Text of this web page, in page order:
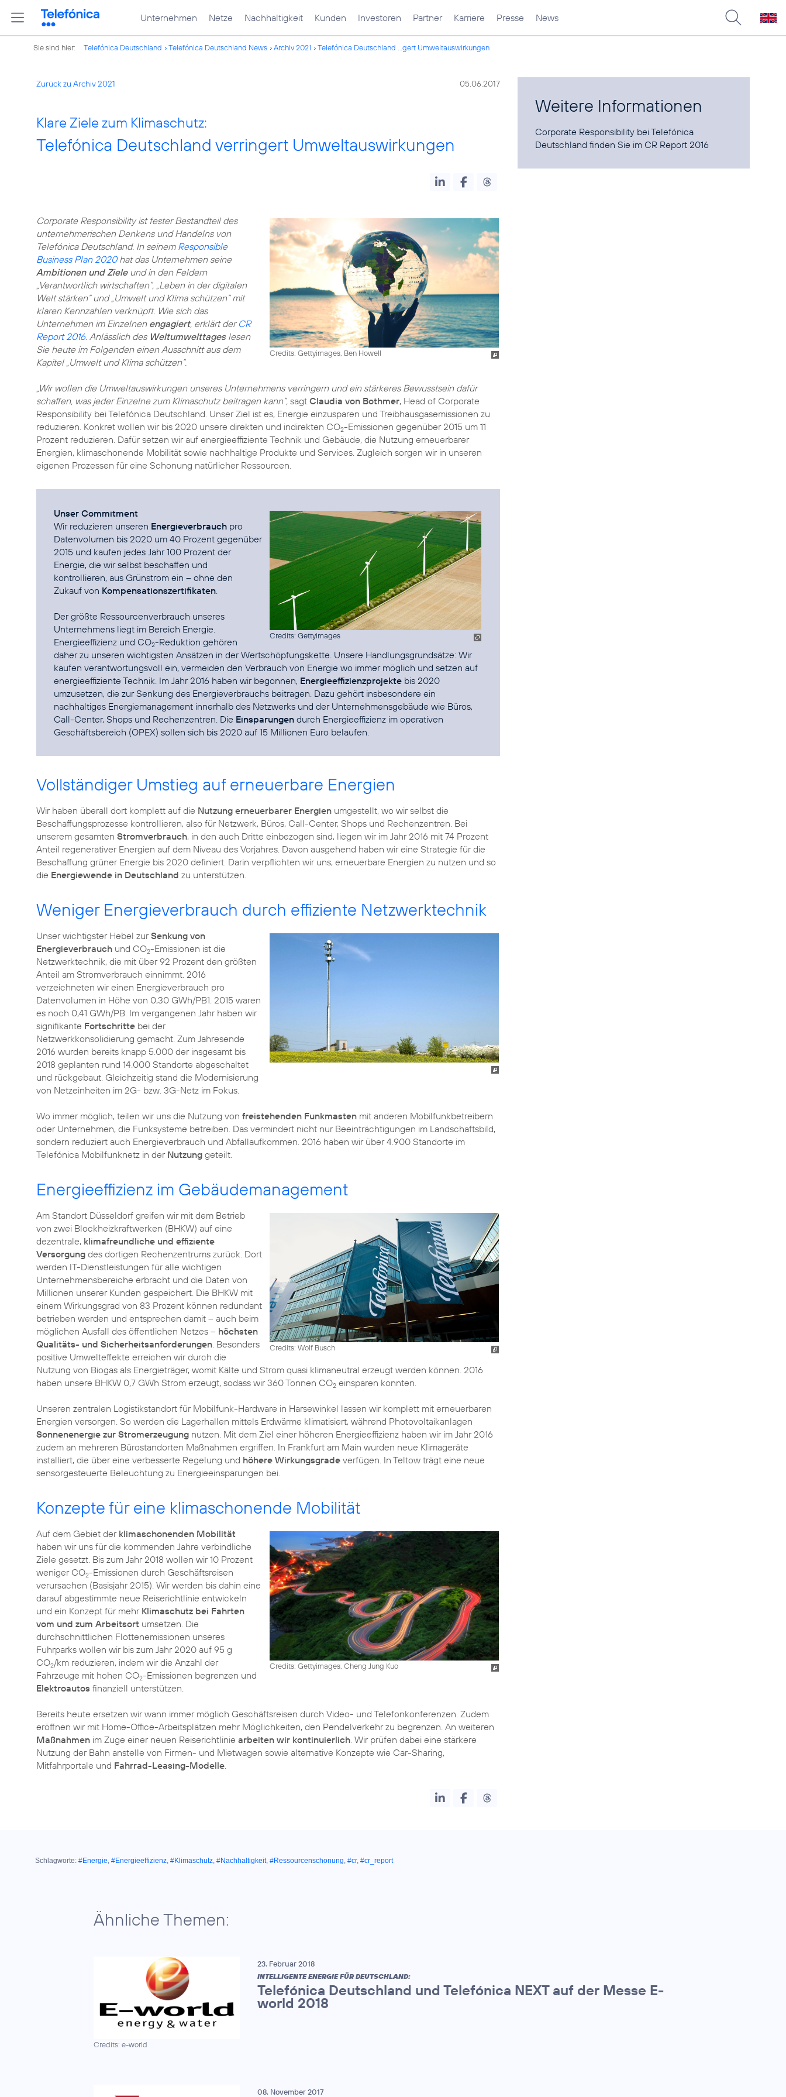
Unternehmen Netze Nachhaltigkeit Kunden Investoren Partner Karriere Presse News
Sie sind hier: Telefónica Deutschland Telefónica Deutschland News Archiv 2021 Telefónica Deutschland ...gert Umweltauswirkungen
Zurück zu Archiv 2021 05.06.2017
Klare Ziele zum Klimaschutz:
Telefónica Deutschland verringert Umweltauswirkungen
Credits: Gettyimages, Ben Howell
Corporate Responsibility ist fester Bestandteil des
unternehmerischen Denkens und Handelns von
Telefónica Deutschland. In seinem Responsible
Business Plan 2020hat das Unternehmen seine
Ambitionen und Zieleund in den Feldern
„Verantwortlich wirtschaften“, „Leben in der digitalen
Welt stärken“und„Umwelt und Klima schützen“mit
klaren Kennzahlen verknüpft. Wie sich das
Unternehmen im Einzelnen engagiert, erklärt der CR
Report 2016. Anlässlich des Weltumwelttageslesen
Sie heute im Folgenden einen Ausschnitt aus dem
Kapitel „Umwelt und Klima schützen“.
„Wir wollen die Umweltauswirkungen unseres Unternehmens verringern und ein stärkeres Bewusstsein dafür
schaffen, was jeder Einzelne zum Klimaschutz beitragen kann“, sagt Claudia von Bothmer, Head of Corporate
Responsibility bei Telefónica Deutschland. Unser Ziel ist es, Energie einzusparen und Treibhausgasemissionen zu
reduzieren. Konkret wollen wir bis 2020 unsere direkten und indirekten CO2-Emissionen gegenüber 2015 um 11
Prozent reduzieren. Dafür setzen wir auf energieeffiziente Technik und Gebäude, die Nutzung erneuerbarer
Energien, klimaschonende Mobilität sowie nachhaltige Produkte und Services. Zugleich sorgen wir in unseren
eigenen Prozessen für eine Schonung natürlicher Ressourcen.
Credits: Gettyimages
Unser Commitment
Wir reduzieren unseren Energieverbrauch pro
Datenvolumen bis 2020 um 40 Prozent gegenüber
2015 und kaufen jedes Jahr 100 Prozent der
Energie, die wir selbst beschaffen und
kontrollieren, aus Grünstrom ein – ohne den
Zukauf von Kompensationszertifikaten.
Der größte Ressourcenverbrauch unseres
Unternehmens liegt im Bereich Energie.
Energieeffizienz und CO2-Reduktion gehören
daher zu unseren wichtigsten Ansätzen in der Wertschöpfungskette. Unsere Handlungsgrundsätze: Wir
kaufen verantwortungsvoll ein, vermeiden den Verbrauch von Energie wo immer möglich und setzen auf
energieeffiziente Technik. Im Jahr 2016 haben wir begonnen, Energieeffizienzprojekte bis 2020
umzusetzen, die zur Senkung des Energieverbrauchs beitragen. Dazu gehört insbesondere ein
nachhaltiges Energiemanagement innerhalb des Netzwerks und der Unternehmensgebäude wie Büros,
Call-Center, Shops und Rechenzentren. Die Einsparungen durch Energieeffizienz im operativen
Geschäftsbereich (OPEX) sollen sich bis 2020 auf 15 Millionen Euro belaufen.
Vollständiger Umstieg auf erneuerbare Energien
Wir haben überall dort komplett auf die Nutzung erneuerbarer Energien umgestellt, wo wir selbst die
Beschaffungsprozesse kontrollieren, also für Netzwerk, Büros, Call-Center, Shops und Rechenzentren. Bei
unserem gesamten Stromverbrauch, in den auch Dritte einbezogen sind, liegen wir im Jahr 2016 mit 74 Prozent
Anteil regenerativer Energien auf dem Niveau des Vorjahres. Davon ausgehend haben wir eine Strategie für die
Beschaffung grüner Energie bis 2020 definiert. Darin verpflichten wir uns, erneuerbare Energien zu nutzen und so
die Energiewende in Deutschland zu unterstützen.
Weniger Energieverbrauch durch effiziente Netzwerktechnik
Unser wichtigster Hebel zurSenkung von
Energieverbrauch und CO2-Emissionen ist die
Netzwerktechnik, die mit über 92 Prozent den größten
Anteil am Stromverbrauch einnimmt. 2016
verzeichneten wir einen Energieverbrauch pro
Datenvolumen in Höhe von 0,30 GWh/PB1. 2015 waren
es noch 0,41 GWh/PB. Im vergangenen Jahr haben wir
signifikante Fortschritte bei der
Netzwerkkonsolidierung gemacht. Zum Jahresende
2016 wurden bereits knapp 5.000 der insgesamt bis
2018 geplanten rund 14.000 Standorte abgeschaltet
und rückgebaut. Gleichzeitig stand die Modernisierung
von Netzeinheiten im 2G- bzw. 3G-Netz im Fokus.
Wo immer möglich, teilen wir uns die Nutzung von freistehenden Funkmasten mit anderen Mobilfunkbetreibern
oder Unternehmen, die Funksysteme betreiben. Das vermindert nicht nur Beeinträchtigungen im Landschaftsbild,
sondern reduziert auch Energieverbrauch und Abfallaufkommen. 2016 haben wir über 4.900 Standorte im
Telefónica Mobilfunknetz in der Nutzung geteilt.
Energieeffizienz im Gebäudemanagement
Credits: Wolf Busch
Am Standort Düsseldorf greifen wir mit dem Betrieb
von zwei Blockheizkraftwerken (BHKW) auf eine
dezentrale, klimafreundliche und effiziente
Versorgung des dortigen Rechenzentrums zurück. Dort
werden IT-Dienstleistungen für alle wichtigen
Unternehmensbereiche erbracht und die Daten von
Millionen unserer Kunden gespeichert. Die BHKW mit
einem Wirkungsgrad von 83 Prozent können redundant
betrieben werden und entsprechen damit – auch beim
möglichen Ausfall des öffentlichen Netzes – höchsten
Qualitäts- und Sicherheitsanforderungen. Besonders
positive Umwelteffekte erreichen wir durch die
Nutzung von Biogas als Energieträger, womit Kälte und Strom quasi klimaneutral erzeugt werden können. 2016
haben unsere BHKW 0,7 GWh Strom erzeugt, sodass wir 360 Tonnen CO2 einsparen konnten.
Unseren zentralen Logistikstandort für Mobilfunk-Hardware in Harsewinkel lassen wir komplett mit erneuerbaren
Energien versorgen. So werden die Lagerhallen mittels Erdwärme klimatisiert, während Photovoltaikanlagen
Sonnenenergie zur Stromerzeugung nutzen. Mit dem Ziel einer höheren Energieeffizienz haben wir im Jahr 2016
zudem an mehreren Bürostandorten Maßnahmen ergriffen. In Frankfurt am Main wurden neue Klimageräte
installiert, die über eine verbesserte Regelung und höhere Wirkungsgrade verfügen. In Teltow trägt eine neue
sensorgesteuerte Beleuchtung zu Energieeinsparungen bei.
Konzepte für eine klimaschonende Mobilität
Credits: Gettyimages, Cheng Jung Kuo
Auf dem Gebiet der klimaschonenden Mobilität
haben wir uns für die kommenden Jahre verbindliche
Ziele gesetzt. Bis zum Jahr 2018 wollen wir 10 Prozent
weniger CO2-Emissionen durch Geschäftsreisen
verursachen (Basisjahr 2015). Wir werden bis dahin eine
darauf abgestimmte neue Reiserichtlinie entwickeln
und ein Konzept für mehr Klimaschutz bei Fahrten
vom und zum Arbeitsort umsetzen. Die
durchschnittlichen Flottenemissionen unseres
Fuhrparks wollen wir bis zum Jahr 2020 auf 95 g
CO2/km reduzieren, indem wir die Anzahl der
Fahrzeuge mit hohen CO2-Emissionen begrenzen und
Elektroautos finanziell unterstützen.
Bereits heute ersetzen wir wann immer möglich Geschäftsreisen durch Video- und Telefonkonferenzen. Zudem
eröffnen wir mit Home-Office-Arbeitsplätzen mehr Möglichkeiten, den Pendelverkehr zu begrenzen. An weiteren
Maßnahmen im Zuge einer neuen Reiserichtlinie arbeiten wir kontinuierlich. Wir prüfen dabei eine stärkere
Nutzung der Bahn anstelle von Firmen- und Mietwagen sowie alternative Konzepte wie Car-Sharing,
Mitfahrportale und Fahrrad-Leasing-Modelle.
Weitere Informationen
Corporate Responsibility bei Telefónica
Deutschland finden Sie imCR Report 2016
Schlagworte: #Energie, #Energieeffizienz, #Klimaschutz, #Nachhaltigkeit, #Ressourcenschonung, #cr, #cr_report
Ähnliche Themen:
Credits: e-world
23. Februar 2018
INTELLIGENTE ENERGIE FÜR DEUTSCHLAND:
Telefónica Deutschland und Telefónica NEXT auf der Messe E-
world 2018
08. November 2017